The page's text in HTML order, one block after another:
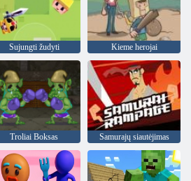
Sujungti žudyti Kieme herojai
Troliai Boksas Samurajų siautėjimas